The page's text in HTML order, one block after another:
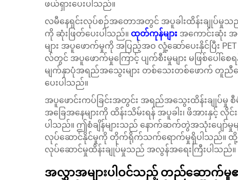
ဖယ်ရှားပေးပါသည်။
လမီနေရှင်းလုပ်စဉ်အတောအတွင် အပူခါးထိန်းချုပ်မှုသ
ကို ဆုံးဖြတ်ပေးပါသည်။ ထုတ်ကုန်များ အကောင်းဆုံး
များ အပူဖောက်မှုကို အပြည့်အဝ လှုံ့ဆော်ပေးနိုင်ပြီး
လ်တွင် အပူဖောက်မှုကြောင့် ပျက်စီးမှုများ မဖြစ်ပေါ်
မျက်နှာပုံအရည်အသွေးများ တစ်သေးတစ်ဖောက် တူညီစ
ပေးပါသည်။
အပူဖောင်းကပ်ခြင်းအတွင်း အရည်အသွေးထိန်းချုပ်မှု
အခြေအနေများကို ထိန်းသိမ်းရန် အပူခါး၊ ဖိအားနှင့် လို
ပါသည်။ ဤစံချိန်များသည် နောက်ဆက်တွဲအသုံးပျော်မှုမ
လုပ်ဆောင်နိုင်မှုကို တိုက်ရိုက်သက်ရောက်မှုရှိပါသည်။ ထို့က
လုပ်ဆောင်မှုထိန်းချုပ်မှုသည် အလွန်အရေးကြီးပါသည်။
အလွှာအများပါဝင်သည့် တည်ဆောက်မှု၏